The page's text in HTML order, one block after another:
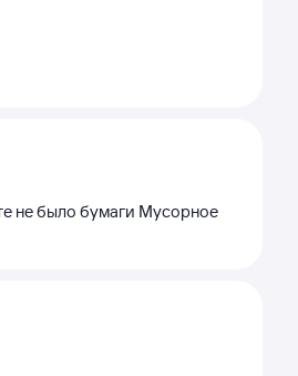
не было бумаги Мусорное